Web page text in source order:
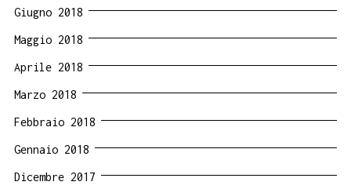
Giugno 2018
Maggio 2018
Aprile 2018
Marzo 2018
Febbraio 2018
Gennaio 2018
Dicembre 2017